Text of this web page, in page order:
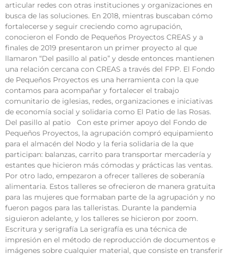
articular redes con otras instituciones y organizaciones en
busca de las soluciones. En 2018, mientras buscaban cómo
fortalecerse y seguir creciendo como agrupación,
conocieron el Fondo de Pequeños Proyectos CREAS y a
finales de 2019 presentaron un primer proyecto al que
llamaron “Del pasillo al patio” y desde entonces mantienen
una relación cercana con CREAS a través del FPP. El Fondo
de Pequeños Proyectos es una herramienta con la que
contamos para acompañar y fortalecer el trabajo
comunitario de iglesias, redes, organizaciones e iniciativas
de economía social y solidaria como El Patio de las Rosas.
Del pasillo al patio Con este primer apoyo del Fondo de
Pequeños Proyectos, la agrupación compró equipamiento
para el almacén del Nodo y la feria solidaria de la que
participan: balanzas, carrito para transportar mercadería y
estantes que hicieron más cómodas y prácticas las ventas.
Por otro lado, empezaron a ofrecer talleres de soberanía
alimentaria. Estos talleres se ofrecieron de manera gratuita
para las mujeres que formaban parte de la agrupación y no
fueron pagos para las talleristas. Durante la pandemia
siguieron adelante, y los talleres se hicieron por zoom.
Escritura y serigrafía La serigrafía es una técnica de
impresión en el método de reproducción de documentos e
imágenes sobre cualquier material, que consiste en transferir